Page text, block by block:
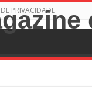
PRIVACIDADE